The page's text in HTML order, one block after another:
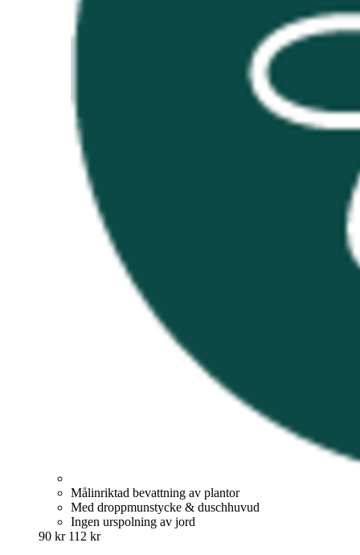
Målinriktad bevattning av plantor
Med droppmunstycke & duschhuvud
Ingen urspolning av jord
90 kr 112 kr